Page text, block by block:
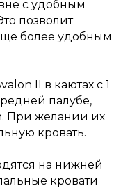
с удобным
позволит
более удобным
II в каютах с 1
палубе,
При желании их
кровать.
на нижней
кровати